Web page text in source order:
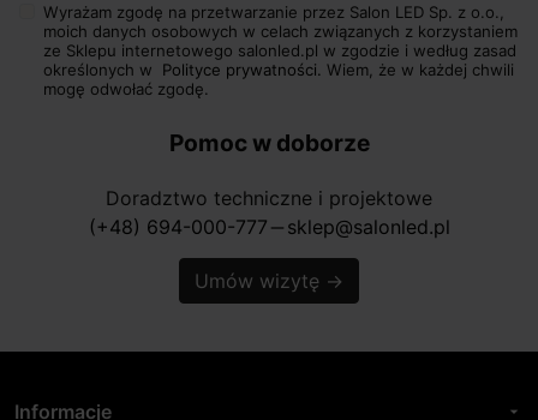
Wyrażam zgodę na przetwarzanie przez Salon LED Sp. z o.o.,
moich danych osobowych w celach związanych z korzystaniem
ze Sklepu internetowego salonled.pl w zgodzie i według zasad
określonych w Polityce prywatności. Wiem, że w każdej chwili
mogę odwołać zgodę.
Pomoc w doborze
Doradztwo techniczne i projektowe
(+48) 694-000-777 horizontal_rule sklep@salonled.pl
Umów wizytę →
Informacje arrow_drop_down